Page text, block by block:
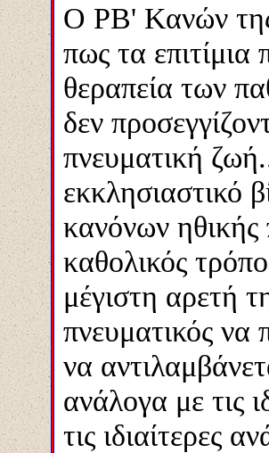
Ο ΡΒ' Κανών της
πως τα
θεραπεία των
δεν
πνευματική
εκκλησιαστικό
κανόνων
καθολικός
μέγιστη αρετή
πνευματικός να
να
ανάλογα με τις
τις ιδιαίτερες